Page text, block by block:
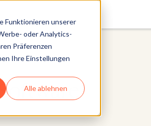
Funktionieren unserer
oder Analytics-
Präferenzen
Ihre Einstellungen
Alle ablehnen